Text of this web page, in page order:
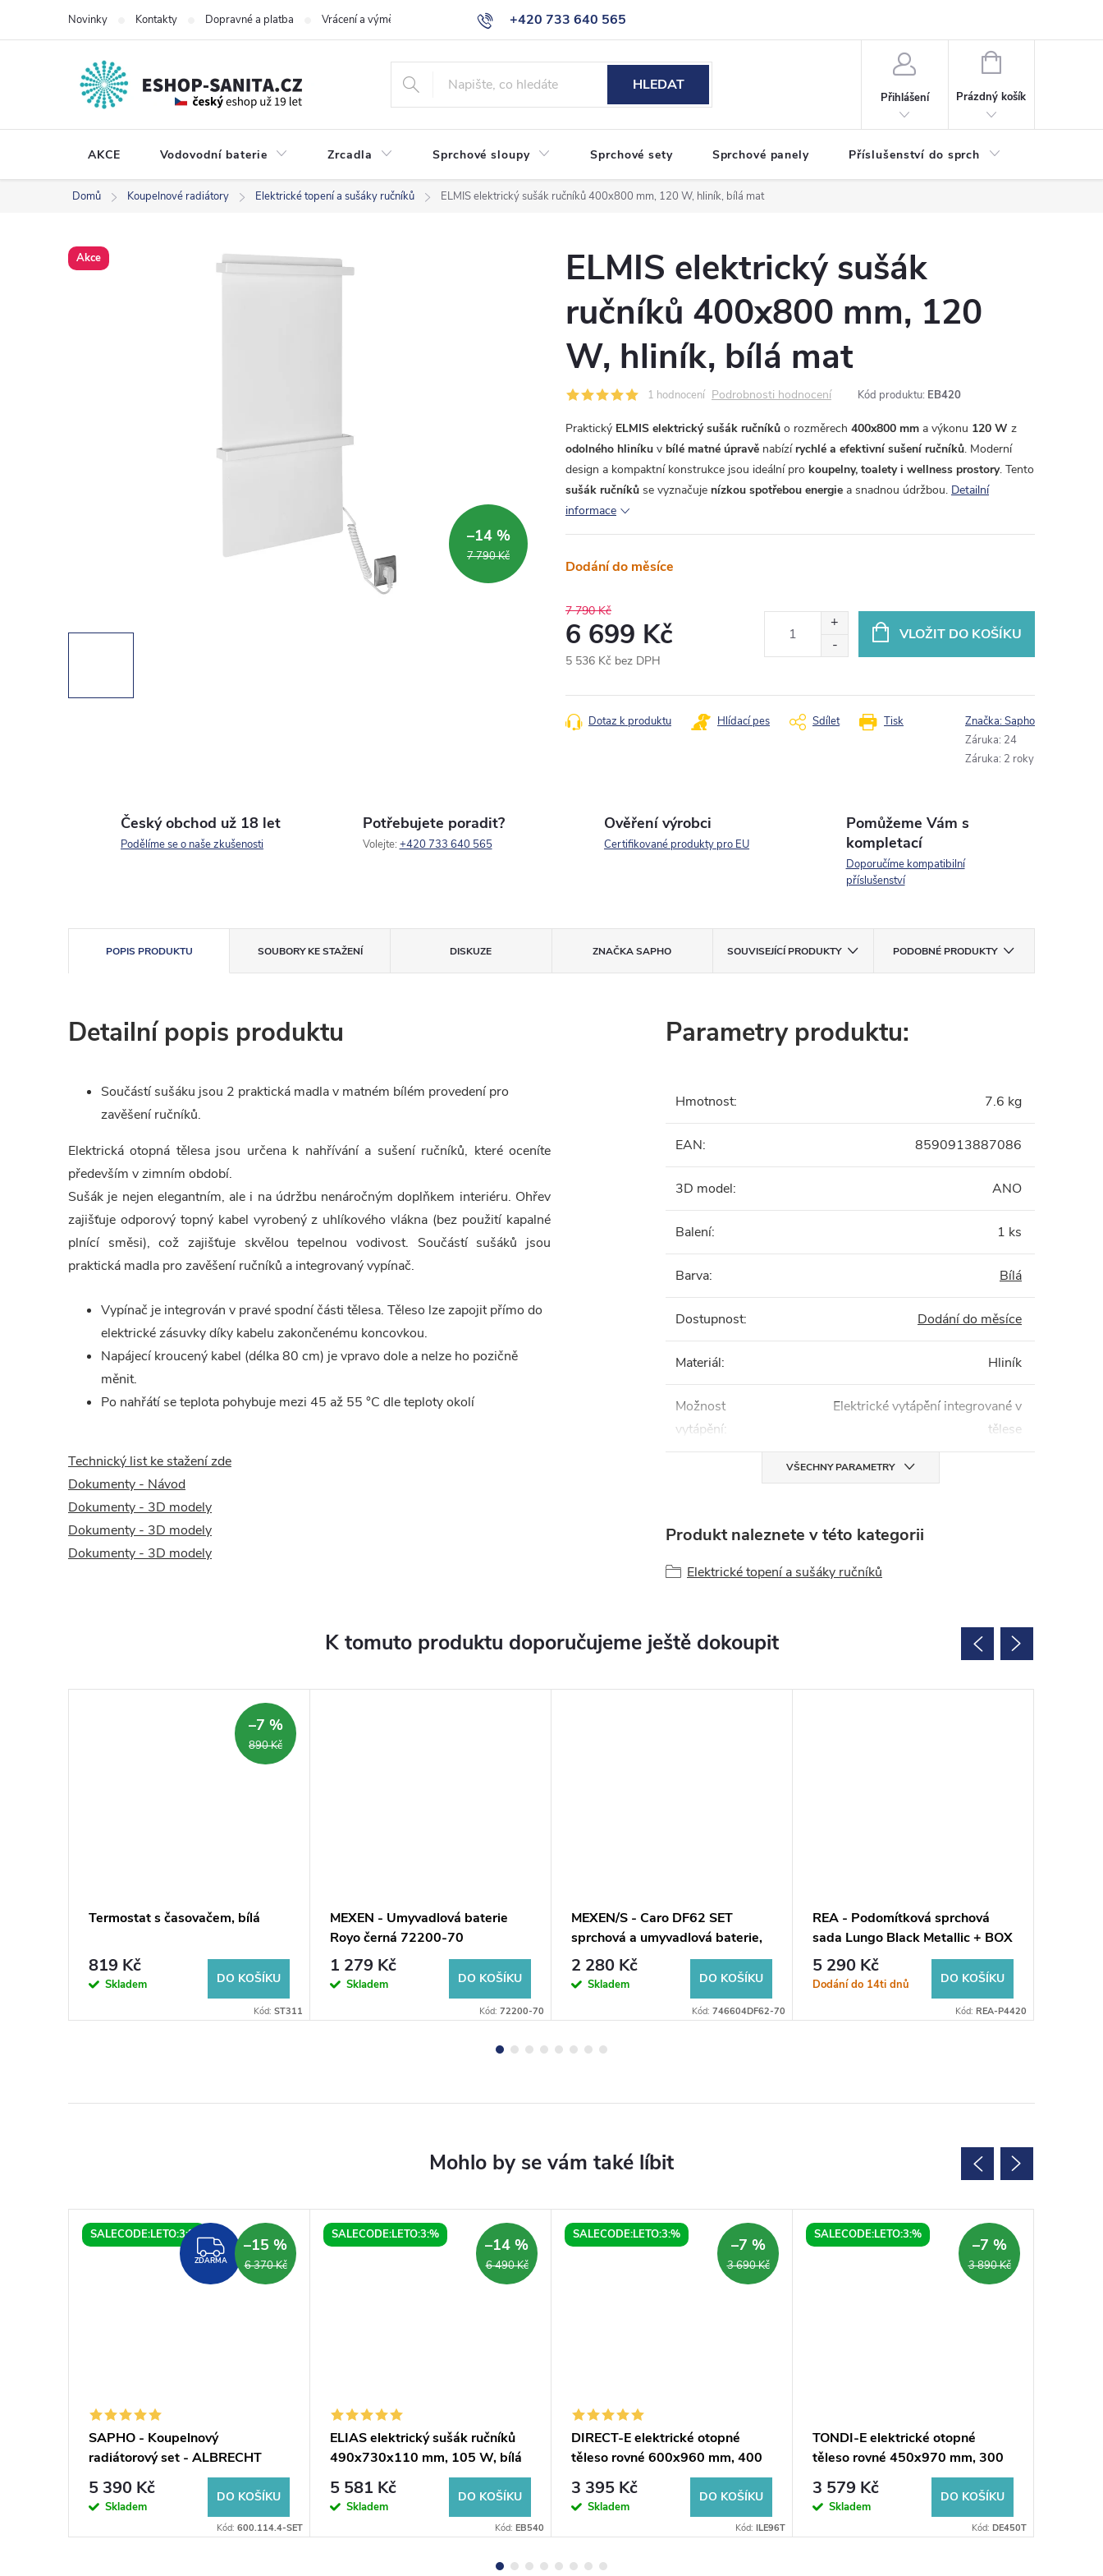
+420 733 640 565
info@eshop-sanita.cz
Novinky Kontakty Dopravné a platba Vrácení a výměna zboží Reklamace Obchodní podmínky
HLEDAT
Přihlášení
NÁKUPNÍ
Prázdný košík
AKCE Vodovodní baterie Zrcadla Sprchové sloupy Sprchové sety Sprchové panely Příslušenství do sprch
Domů Koupelnové radiátory Elektrické topení a sušáky ručníků ELMIS elektrický sušák ručníků 400x800 mm, 120 W, hliník, bílá mat
Akce
7 790 Kč
–14 %
ELMIS elektrický sušák
ručníků 400x800 mm, 120
W, hliník, bílá mat
1 hodnocení Podrobnosti hodnocení Kód produktu: EB420
Praktický ELMIS elektrický sušák ručníků o rozměrech 400x800 mm a výkonu 120 W z
odolného hliníku v bílé matné úpravě nabízí rychlé a efektivní sušení ručníků. Moderní
design a kompaktní konstrukce jsou ideální pro koupelny, toalety i wellness prostory. Tento
sušák ručníků se vyznačuje nízkou spotřebou energie a snadnou údržbou. Detailní
informace
Dodání do měsíce
7 790 Kč
6 699 Kč
5 536 Kč bez DPH
cena:
VLOŽIT DO KOŠÍKU
Tisk
Dotaz k produktu Hlídací pes Sdílet Značka:Sapho
Záruka: 24
Záruka: 2 roky
Český obchod už 18 let
Podělíme se o naše zkušenosti
Potřebujete poradit?
Volejte: +420 733 640 565
Ověření výrobci
Certifikované produkty pro EU
Pomůžeme Vám s
kompletací
Doporučíme kompatibilní
příslušenství
POPIS PRODUKTU SOUBORY KE STAŽENÍ DISKUZE ZNAČKASAPHO SOUVISEJÍCÍ PRODUKTY PODOBNÉ PRODUKTY
Detailní popis produktu
Součástí sušáku jsou 2 praktická madla v matném bílém provedení pro
zavěšení ručníků.
Elektrická otopná tělesa jsou určena k nahřívání a sušení ručníků, které oceníte
především v zimním období.
Sušák je nejen elegantním, ale i na údržbu nenáročným doplňkem interiéru. Ohřev
zajišťuje odporový topný kabel vyrobený z uhlíkového vlákna (bez použití kapalné
plnící směsi), což zajišťuje skvělou tepelnou vodivost. Součástí sušáků jsou
praktická madla pro zavěšení ručníků a integrovaný vypínač.
Vypínač je integrován v pravé spodní části tělesa. Těleso lze zapojit přímo do
elektrické zásuvky díky kabelu zakončenému koncovkou.
Napájecí kroucený kabel (délka 80 cm) je vpravo dole a nelze ho pozičně
měnit.
Po nahřátí se teplota pohybuje mezi 45 až 55 °C dle teploty okolí
Technický list ke stažení zde
Dokumenty - Návod
Dokumenty - 3D modely
Dokumenty - 3D modely
Dokumenty - 3D modely
Parametry produktu:
Hmotnost: 7.6 kg
EAN: 8590913887086
3D model: ANO
Balení: 1 ks
Barva: Bílá
Dostupnost: Dodání do měsíce
Materiál: Hliník
Možnost
vytápění:
Elektrické vytápění integrované v
tělese
VŠECHNY PARAMETRY
Produkt naleznete v této kategorii
Elektrické topení a sušáky ručníků
K tomuto produktu doporučujeme ještě dokoupit
890 Kč
–7 %
Termostat s časovačem, bílá
819 Kč
Skladem DO KOŠÍKU
Kód: ST311
MEXEN - Umyvadlová baterie
Royo černá 72200-70
1 279 Kč
Skladem DO KOŠÍKU
Kód: 72200-70
MEXEN/S - Caro DF62 SET
sprchová a umyvadlová baterie,
černá 746604DF62-70
2 280 Kč
Skladem DO KOŠÍKU
Kód: 746604DF62-70
REA - Podomítková sprchová
sada Lungo Black Metallic + BOX
REA-P4420
5 290 Kč
Dodání do 14ti dnů DO KOŠÍKU
Kód: REA-P4420
SALECODE:LETO:3:%
ZDARMA
ZDARMA 6 370 Kč
–15 %
SAPHO - Koupelnový
radiátorový set - ALBRECHT
500x1250 mm, připojovací sada,
krycí rozety, středové připojení,
Bílá
5 390 Kč
Skladem
DO KOŠÍKU
Kód: 600.114.4-SET
SALECODE:LETO:3:%
6 490 Kč
–14 %
ELIAS elektrický sušák ručníků
490x730x110 mm, 105 W, bílá
mat
5 581 Kč
Skladem
DO KOŠÍKU
Kód: EB540
SALECODE:LETO:3:%
3 690 Kč
–7 %
DIRECT-E elektrické otopné
těleso rovné 600x960 mm, 400
W, bílá
3 395 Kč
Skladem
DO KOŠÍKU
Kód: ILE96T
SALECODE:LETO:3:%
3 890 Kč
–7 %
TONDI-E elektrické otopné
těleso rovné 450x970 mm, 300
W, bílá
3 579 Kč
Skladem
DO KOŠÍKU
Kód: DE450T